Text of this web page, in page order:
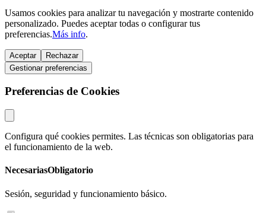
Usamos cookies para analizar tu navegación y mostrarte contenido
personalizado. Puedes aceptar todas o configurar tus
preferencias.Más info.
Aceptar
Rechazar
Gestionar preferencias
Preferencias de Cookies
Configura qué cookies permites. Las técnicas son obligatorias para
el funcionamiento de la web.
NecesariasObligatorio
Sesión, seguridad y funcionamiento básico.